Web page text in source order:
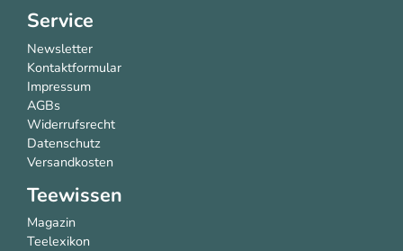
Service
Newsletter
Kontaktformular
Impressum
AGBs
Widerrufsrecht
Datenschutz
Versandkosten
Teewissen
Magazin
Teelexikon